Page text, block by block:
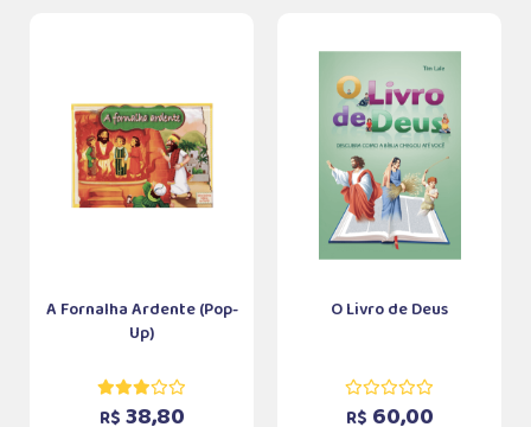
A Fornalha Ardente (Pop-
Up)
R$ 38,80
O Livro de Deus
R$ 60,00